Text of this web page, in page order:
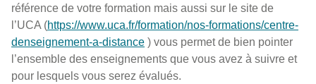
référence de votre formation mais aussi sur le site de
l’UCA (https://www.uca.fr/formation/nos-formations/centre-
denseignement-a-distance ) vous permet de bien pointer
l’ensemble des enseignements que vous avez à suivre et
pour lesquels vous serez évalués.